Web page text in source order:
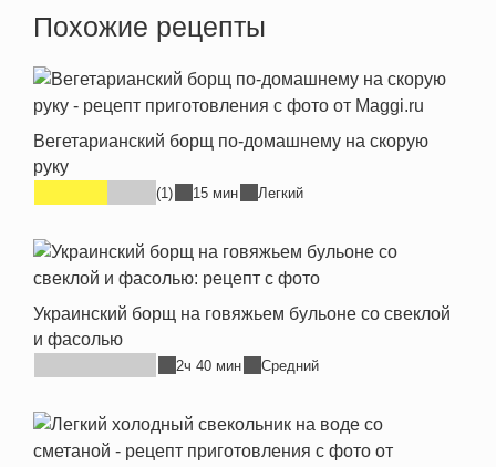
Похожие рецепты
Вегетарианский борщ по-домашнему на скорую
руку
(1) 15 мин Легкий
Украинский борщ на говяжьем бульоне со свеклой
и фасолью
2ч 40 мин Средний